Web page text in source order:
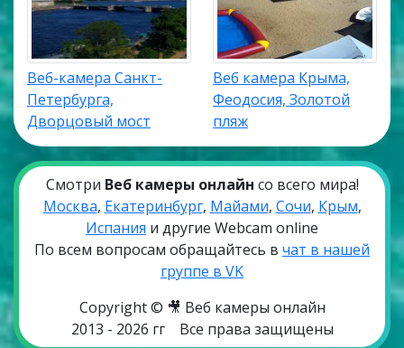
Веб-камера Санкт-
Петербурга,
Дворцовый мост
Веб камера Крыма,
Феодосия, Золотой
пляж
Смотри Веб камеры онлайн со всего мира!
Москва, Екатеринбург, Майами, Сочи, Крым,
Испания и другие Webcam online
По всем вопросам обращайтесь в чат в нашей
группе в VK
Copyright © 🎥 Веб камеры онлайн
2013 - 2026 гг
Все права защищены